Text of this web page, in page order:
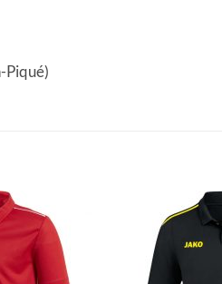
Piqué)